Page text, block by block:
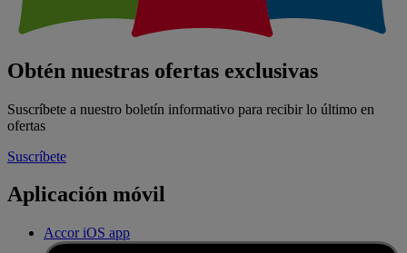
Obtén nuestras ofertas exclusivas
Suscríbete a nuestro boletín informativo para recibir lo último en
ofertas
Suscríbete
Aplicación móvil
Accor iOS app